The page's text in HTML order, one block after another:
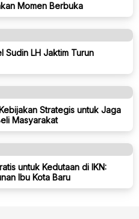
Momen Berbuka
Sudin LH Jaktim Turun
Strategis untuk Jaga
Masyarakat
untuk Kedutaan di IKN:
Ibu Kota Baru